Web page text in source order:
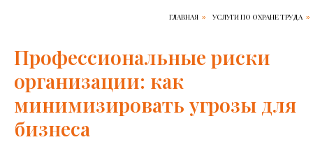
ГЛАВНАЯ » УСЛУГИ ПО ОХРАНЕ ТРУДА »
Профессиональные риски
организации: как
минимизировать угрозы для
бизнеса